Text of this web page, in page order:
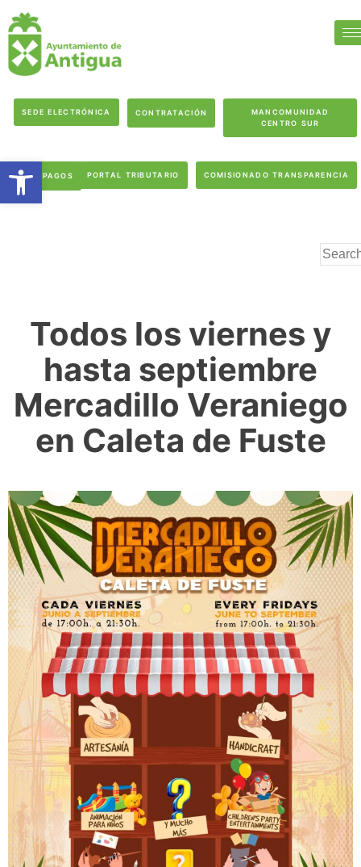
SEDE ELECTRÓNICA CONTRATACIÓN
MANCOMUNIDAD
CENTRO SUR
PAGOS PORTAL TRIBUTARIO COMISIONADO TRANSPARENCIA
Todos los viernes y
hasta septiembre
Mercadillo Veraniego
en Caleta de Fuste
Abrir barra de herramientas